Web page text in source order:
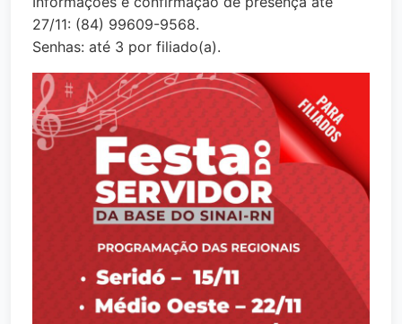
27/11: (84) 99609-9568.
Senhas: até 3 por filiado(a).